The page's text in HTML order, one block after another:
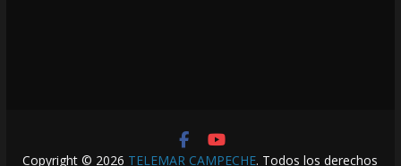
Copyright © 2026 TELEMAR CAMPECHE. Todos los derechos